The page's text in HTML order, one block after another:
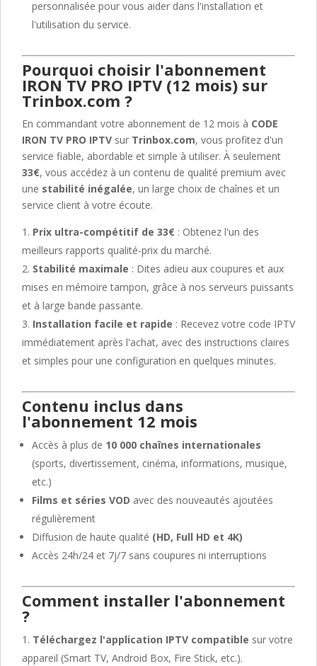
personnalisée pour vous aider dans l'installation et
l'utilisation du service.
Pourquoi choisir l'abonnement
IRON TV PRO IPTV (12 mois) sur
Trinbox.com ?
En commandant votre abonnement de 12 mois à CODE
IRON TV PRO IPTV sur Trinbox.com, vous profitez d'un
service fiable, abordable et simple à utiliser. À seulement
33€, vous accédez à un contenu de qualité premium avec
une stabilité inégalée, un large choix de chaînes et un
service client à votre écoute.
Prix ultra-compétitif de 33€ : Obtenez l'un des
meilleurs rapports qualité-prix du marché.
Stabilité maximale : Dites adieu aux coupures et aux
mises en mémoire tampon, grâce à nos serveurs puissants
et à large bande passante.
Installation facile et rapide : Recevez votre code IPTV
immédiatement après l'achat, avec des instructions claires
et simples pour une configuration en quelques minutes.
Contenu inclus dans
l'abonnement 12 mois
Accès à plus de 10 000 chaînes internationales
(sports, divertissement, cinéma, informations, musique,
etc.)
Films et séries VOD avec des nouveautés ajoutées
régulièrement
Diffusion de haute qualité (HD, Full HD et 4K)
Accès 24h/24 et 7j/7 sans coupures ni interruptions
Comment installer l'abonnement
?
Téléchargez l'application IPTV compatible sur votre
appareil (Smart TV, Android Box, Fire Stick, etc.).